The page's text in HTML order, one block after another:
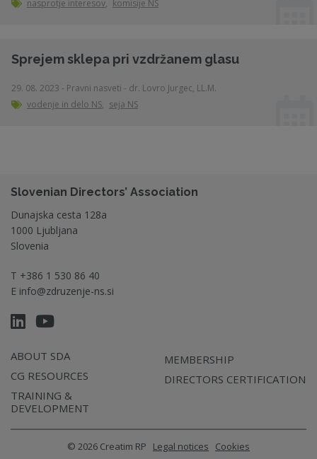
nasprotje interesov, komisije NS
Sprejem sklepa pri vzdržanem glasu
29. 08. 2023 - Pravni nasveti - dr. Lovro Jurgec, LL.M.
vodenje in delo NS, seja NS
Slovenian Directors’ Association
Dunajska cesta 128a
1000 Ljubljana
Slovenia
T +386 1 530 86 40
E info@zdruzenje-ns.si
ABOUT SDA
CG RESOURCES
TRAINING &
DEVELOPMENT
MEMBERSHIP
DIRECTORS CERTIFICATION
© 2026 Creatim RP Legal notices
Cookies